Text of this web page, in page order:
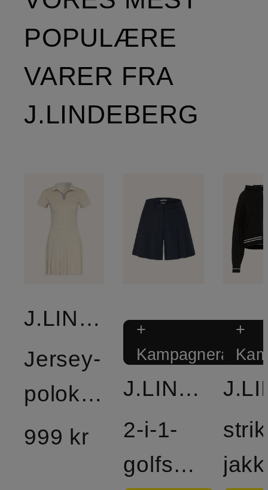
POPULÆRE
VARER FRA
J.LINDEBERG
J.LINDEBERG
Jersey-
polokjole
999 kr
+
Kampagnerabat
J.LINDEBERG
2-i-1-
golfshorts
+